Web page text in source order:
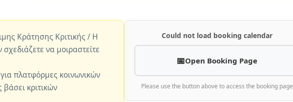
Κράτησης Κριτικής / Η
σχεδιάζετε να μοιραστείτε
πλατφόρμες κοινωνικών
κριτικών
Could not load booking calendar
Open Booking Page
Please use the button above to access the booking page